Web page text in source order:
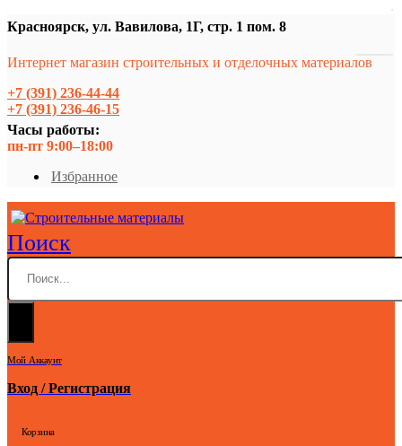
Красноярск, ул. Вавилова, 1Г, стр. 1 пом. 8
Интернет магазин строительных и отделочных материалов
+7 (391) 236-44-44
+7 (391) 236-46-15
Часы работы:
пн-пт 9:00–18:00
Избранное
Поиск
Мой Аккаунт
Вход / Регистрация
Корзина